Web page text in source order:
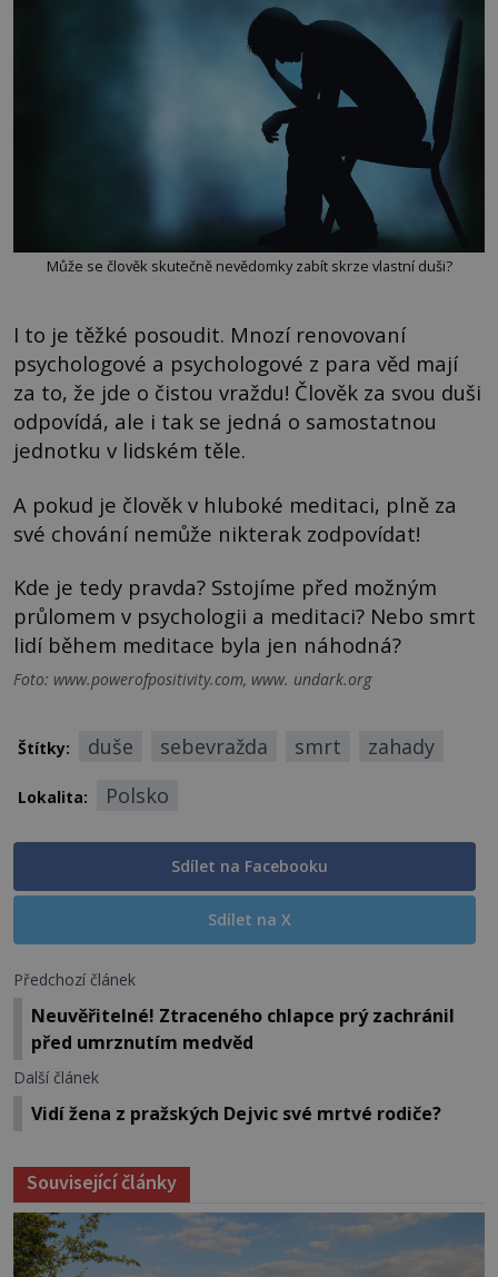
Může se člověk skutečně nevědomky zabít skrze vlastní duši?
I to je těžké posoudit. Mnozí renovovaní
psychologové a psychologové z para věd mají
za to, že jde o čistou vraždu! Člověk za svou duši
odpovídá, ale i tak se jedná o samostatnou
jednotku v lidském těle.
A pokud je člověk v hluboké meditaci, plně za
své chování nemůže nikterak zodpovídat!
Kde je tedy pravda? Sstojíme před možným
průlomem v psychologii a meditaci? Nebo smrt
lidí během meditace byla jen náhodná?
Foto: www.powerofpositivity.com, www. undark.org
Štítky: duše sebevražda smrt zahady
Lokalita: Polsko
Sdílet na Facebooku
Sdílet na X
Předchozí článek
Neuvěřitelné! Ztraceného chlapce prý zachránil
před umrznutím medvěd
Další článek
Vidí žena z pražských Dejvic své mrtvé rodiče?
Související články